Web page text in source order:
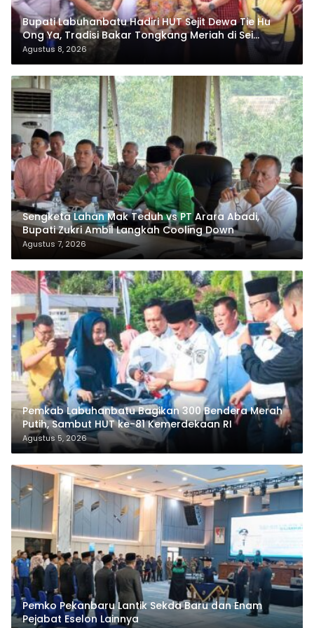
Bupati Labuhanbatu Hadiri HUT Sejit Dewa Tie Hu
Ong Ya, Tradisi Bakar Tongkang Meriah di Sei
Berombang
Agustus 8, 2026
Sengketa Lahan Mak Teduh vs PT Arara Abadi,
Bupati Zukri Ambil Langkah Cooling Down
Agustus 7, 2026
Pemkab Labuhanbatu Bagikan 300 Bendera Merah
Putih, Sambut HUT ke-81 Kemerdekaan RI
Agustus 5, 2026
Pemko Pekanbaru Lantik Sekda Baru dan Enam
Pejabat Eselon Lainnya